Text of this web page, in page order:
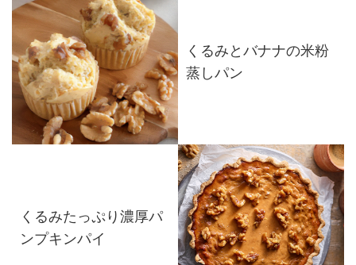
くるみとバナナの米粉
蒸しパン
くるみたっぷり濃厚パ
ンプキンパイ